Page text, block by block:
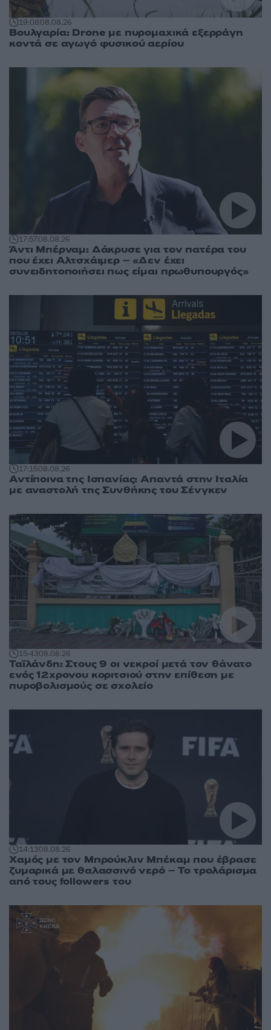
19:0808.08.26
Βουλγαρία: Drone με πυρομαχικά εξερράγη
κοντά σε αγωγό φυσικού αερίου
17:5708.08.26
Άντι Μπέρναμ: Δάκρυσε για τον πατέρα του
που έχει Αλτσχάιμερ – «Δεν έχει
συνειδητοποιήσει πως είμαι πρωθυπουργός»
17:1508.08.26
Αντίποινα της Ισπανίας: Απαντά στην Ιταλία
με αναστολή της Συνθήκης του Σένγκεν
15:4308.08.26
Ταϊλάνδη: Στους 9 οι νεκροί μετά τον θάνατο
ενός 12χρονου κοριτσιού στην επίθεση με
πυροβολισμούς σε σχολείο
14:1308.08.26
Χαμός με τον Μπρούκλιν Μπέκαμ που έβρασε
ζυμαρικά με θαλασσινό νερό – Το τρολάρισμα
από τους followers του